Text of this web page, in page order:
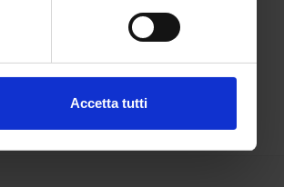
Accetta tutti